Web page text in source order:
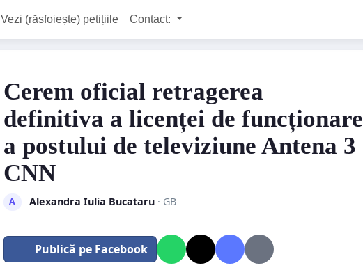
Vezi (răsfoiește) petițiile Contact:
Cerem oficial retragerea
definitiva a licenței de funcționare
a postului de televiziune Antena 3
CNN
A Alexandra Iulia Bucataru· GB
Publică pe Facebook